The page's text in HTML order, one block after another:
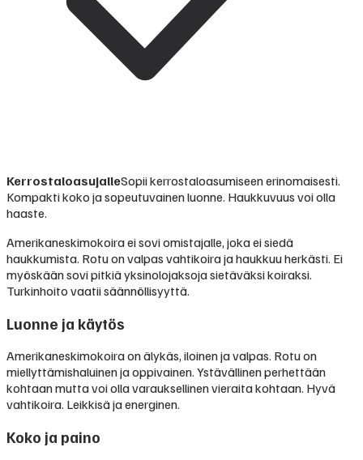
KerrostaloasujalleSopii kerrostaloasumiseen erinomaisesti.
Kompakti koko ja sopeutuvainen luonne. Haukkuvuus voi olla
haaste.
Amerikaneskimokoira ei sovi omistajalle, joka ei siedä
haukkumista. Rotu on valpas vahtikoira ja haukkuu herkästi. Ei
myöskään sovi pitkiä yksinolojaksoja sietäväksi koiraksi.
Turkinhoito vaatii säännöllisyyttä.
Luonne ja käytös
Amerikaneskimokoira on älykäs, iloinen ja valpas. Rotu on
miellyttämishaluinen ja oppivainen. Ystävällinen perhettään
kohtaan mutta voi olla varauksellinen vieraita kohtaan. Hyvä
vahtikoira. Leikkisä ja energinen.
Koko ja paino